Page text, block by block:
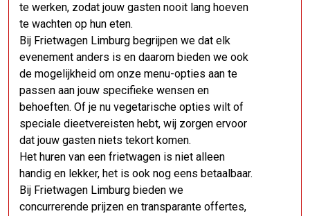
te werken, zodat jouw gasten nooit lang hoeven
te wachten op hun eten.
Bij Frietwagen Limburg begrijpen we dat elk
evenement anders is en daarom bieden we ook
de mogelijkheid om onze menu-opties aan te
passen aan jouw specifieke wensen en
behoeften. Of je nu vegetarische opties wilt of
speciale dieetvereisten hebt, wij zorgen ervoor
dat jouw gasten niets tekort komen.
Het huren van een frietwagen is niet alleen
handig en lekker, het is ook nog eens betaalbaar.
Bij Frietwagen Limburg bieden we
concurrerende prijzen en transparante offertes,